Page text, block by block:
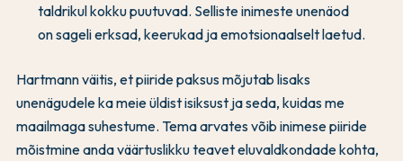
taldrikul kokku puutuvad. Selliste inimeste unenäod
on sageli erksad, keerukad ja emotsionaalselt laetud.
Hartmann väitis, et piiride paksus mõjutab lisaks
unenägudele ka meie üldist isiksust ja seda, kuidas me
maailmaga suhestume. Tema arvates võib inimese piiride
mõistmine anda väärtuslikku teavet eluvaldkondade kohta,